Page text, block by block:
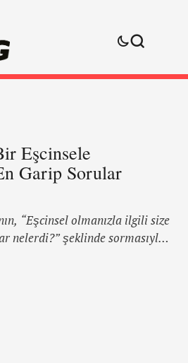
Eşcinsele
Garip Sorular
“Eşcinsel olmanızla ilgili size
nelerdi?” şeklinde sormasıyla,